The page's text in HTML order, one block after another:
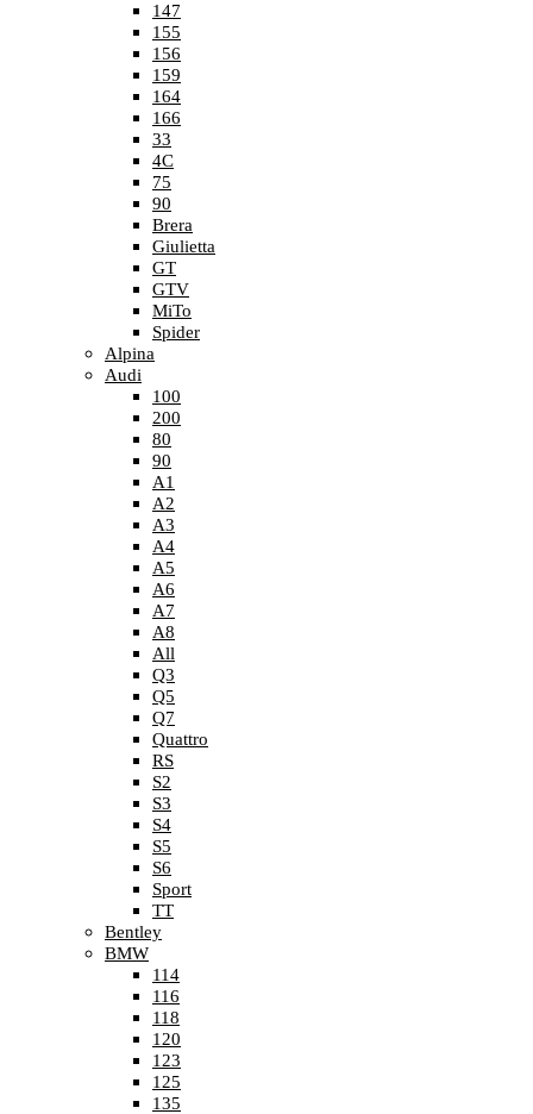
147
155
156
159
164
166
33
4C
75
90
Brera
Giulietta
GT
GTV
MiTo
Spider
Alpina
Audi
100
200
80
90
A1
A2
A3
A4
A5
A6
A7
A8
All
Q3
Q5
Q7
Quattro
RS
S2
S3
S4
S5
S6
Sport
TT
Bentley
BMW
114
116
118
120
123
125
135